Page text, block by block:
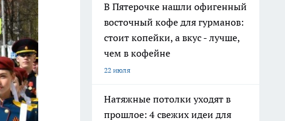
В Пятерочке нашли офигенный
восточный кофе для гурманов:
стоит копейки, а вкус - лучше,
чем в кофейне
22 июля
Натяжные потолки уходят в
прошлое: 4 свежих идеи для